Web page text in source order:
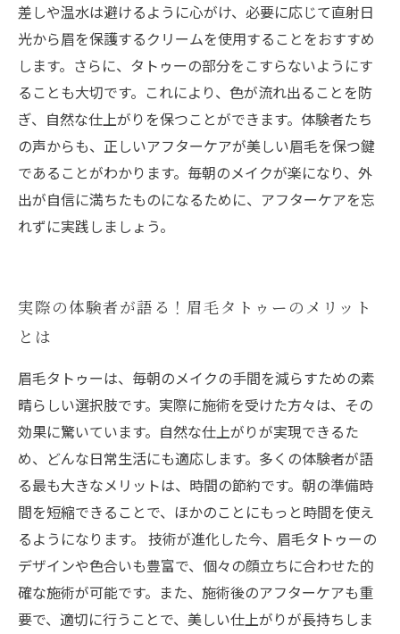
差しや温水は避けるように心がけ、必要に応じて直射日
光から眉を保護するクリームを使用することをおすすめ
します。さらに、タトゥーの部分をこすらないようにす
ることも大切です。これにより、色が流れ出ることを防
ぎ、自然な仕上がりを保つことができます。体験者たち
の声からも、正しいアフターケアが美しい眉毛を保つ鍵
であることがわかります。毎朝のメイクが楽になり、外
出が自信に満ちたものになるために、アフターケアを忘
れずに実践しましょう。
実際の体験者が語る！眉毛タトゥーのメリット
とは
眉毛タトゥーは、毎朝のメイクの手間を減らすための素
晴らしい選択肢です。実際に施術を受けた方々は、その
効果に驚いています。自然な仕上がりが実現できるた
め、どんな日常生活にも適応します。多くの体験者が語
る最も大きなメリットは、時間の節約です。朝の準備時
間を短縮できることで、ほかのことにもっと時間を使え
るようになります。 技術が進化した今、眉毛タトゥーの
デザインや色合いも豊富で、個々の顔立ちに合わせた的
確な施術が可能です。また、施術後のアフターケアも重
要で、適切に行うことで、美しい仕上がりが長持ちしま